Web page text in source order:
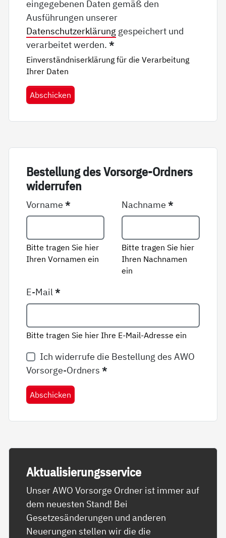
eingegebenen Daten gemäß den
Ausführungen unserer
Datenschutzerklärung gespeichert und
verarbeitet werden.*
Einverständniserklärung für die Verarbeitung
Ihrer Daten
Abschicken
Be­stel­lung des Vor­sor­ge-Ord­ners
wi­der­ru­fen
Vorname*
Bitte tragen Sie hier
Ihren Vornamen ein
Nachname*
Bitte tragen Sie hier
Ihren Nachnamen
ein
E-Mail*
Bitte tragen Sie hier Ihre E-Mail-Adresse ein
Ich widerrufe die Bestellung des AWO
Vorsorge-Ordners*
Abschicken
Ak­tua­li­sie­rungs­ser­vice
Unser AWO Vorsorge Ordner ist immer auf
dem neuesten Stand! Bei
Gesetzesänderungen und anderen
Neuerungen stellen wir die die